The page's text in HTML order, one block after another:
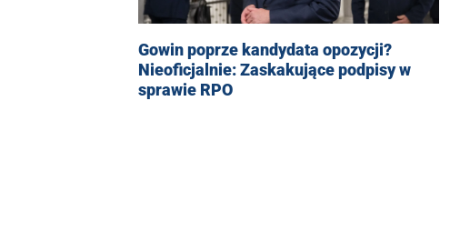
Gowin poprze kandydata opozycji?
Nieoficjalnie: Zaskakujące podpisy w
sprawie RPO